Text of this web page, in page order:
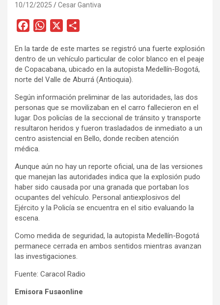
10/12/2025 Cesar Gantiva
c
e
b
o
k
W
a
t
s
p
p
m
p
a
t
i
r
En la tarde de este martes se registró una fuerte explosión
dentro de un vehículo particular de color blanco en el peaje
de Copacabana, ubicado en la autopista Medellín-Bogotá,
norte del Valle de Aburrá (Antioquia).
Según información preliminar de las autoridades, las dos
personas que se movilizaban en el carro fallecieron en el
lugar. Dos policías de la seccional de tránsito y transporte
resultaron heridos y fueron trasladados de inmediato a un
centro asistencial en Bello, donde reciben atención
médica.
Aunque aún no hay un reporte oficial, una de las versiones
que manejan las autoridades indica que la explosión pudo
haber sido causada por una granada que portaban los
ocupantes del vehículo. Personal antiexplosivos del
Ejército y la Policía se encuentra en el sitio evaluando la
escena.
Como medida de seguridad, la autopista Medellín-Bogotá
permanece cerrada en ambos sentidos mientras avanzan
las investigaciones.
Fuente: Caracol Radio
Emisora Fusaonline